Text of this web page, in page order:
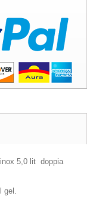
5,0 lit doppia
gel.